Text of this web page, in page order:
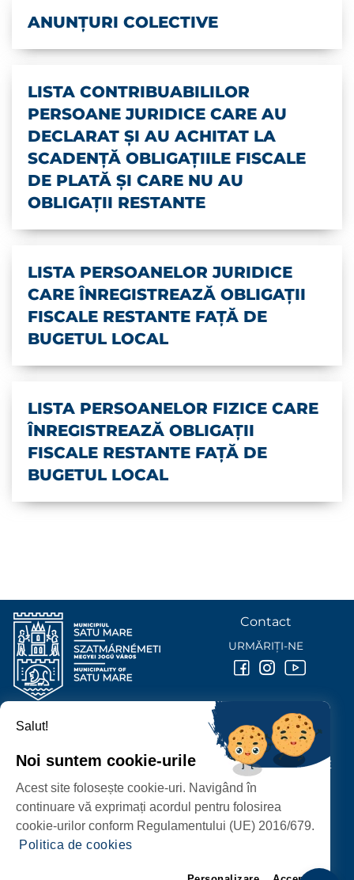
ANUNȚURI COLECTIVE
LISTA CONTRIBUABILILOR
PERSOANE JURIDICE CARE AU
DECLARAT ŞI AU ACHITAT LA
SCADENŢĂ OBLIGAŢIILE FISCALE
DE PLATĂ ŞI CARE NU AU
OBLIGAŢII RESTANTE
LISTA PERSOANELOR JURIDICE
CARE ÎNREGISTREAZĂ OBLIGAȚII
FISCALE RESTANTE FAȚĂ DE
BUGETUL LOCAL
LISTA PERSOANELOR FIZICE CARE
ÎNREGISTREAZĂ OBLIGAȚII
FISCALE RESTANTE FAȚĂ DE
BUGETUL LOCAL
PROTECȚIA DATELOR PERSONALE
PRIMĂRIA MUNICIPIULUI
P-ȚA 25 OCTOMBRIE, NR. 1 CORP M, 440026 SATU MARE
Contact
URMĂRIȚI-NE
Salut!
Noi suntem cookie-urile
Acest site folosește cookie-uri. Navigând în
continuare vă exprimați acordul pentru folosirea
cookie-urilor conform Regulamentului (UE) 2016/679.
Politica de cookies